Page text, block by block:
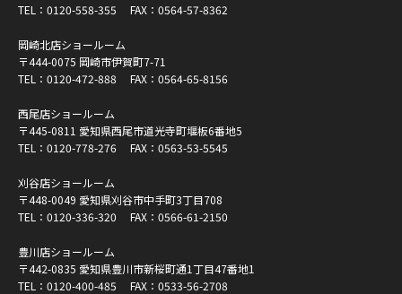
TEL： 0120-558-355 FAX：0564-57-8362
岡崎北店ショールーム
〒444-0075 岡崎市伊賀町7-71
TEL： 0120-472-888 FAX：0564-65-8156
西尾店ショールーム
〒445-0811 愛知県西尾市道光寺町堰板6番地5
TEL： 0120-778-276 FAX：0563-53-5545
刈谷店ショールーム
〒448-0049 愛知県刈谷市中手町3丁目708
TEL： 0120-336-320 FAX：0566-61-2150
豊川店ショールーム
〒442-0835 愛知県豊川市新桜町通1丁目47番地1
TEL： 0120-400-485 FAX：0533-56-2708